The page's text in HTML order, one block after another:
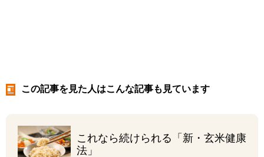
この記事を見た人はこんな記事も見ています
これなら続けられる 「新・玄米健康
法」